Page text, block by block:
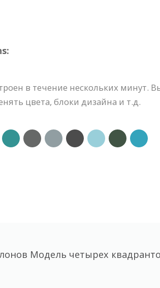
в течение нескольких минут.
цвета, блоки дизайна и т.д.
Модель четырех